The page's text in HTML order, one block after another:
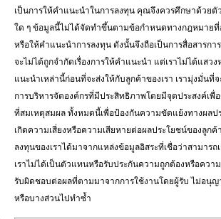
เป็นการให้คำแนะนำในการลงทุน คุณจึงควรศึกษาด้วยตั
ใด ๆ ข้อมูลนี้ไม่ได้จัดทำขึ้นตามข้อกำหนดทางกฎหมายที่
หรือให้คำแนะนำการลงทุน ดังนั้นจึงถือเป็นการสื่อสารกา
จะไม่ได้ถูกจำกัดเรื่องการให้คำแนะนำ แต่เราไม่ได้แสว
แนะนำเหล่านี้ก่อนที่จะส่งให้กับลูกค้าของเรา เรามุ่งมั่นที่
การบริหารจัดองค์กรที่มีประสิทธิภาพโดยมีจุดประสงค์เ
ที่สมเหตุสมผล ทั้งหมดนี้เพื่อป้องกันความขัดแย้งทางผลป
เกิดความเสี่ยงหรือความเสียหายต่อผลประโยชน์ของลูกค้
ลงทุนของเราได้มาจากแหล่งข้อมูลอิสระที่เชื่อว่าสามารถ
เราไม่ได้เป็นตัวแทนหรือรับประกันความถูกต้องหรือคว
รับผิดชอบต่อผลที่ตามมาจากการใช้งานโดยผู้รับ ไม่อนุ
หรือบางส่วนไปทำซ้ำ